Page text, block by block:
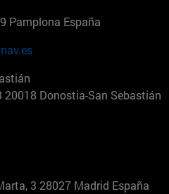
Pamplona España
20018 Donostia-San Sebastián
3 28027 Madrid España